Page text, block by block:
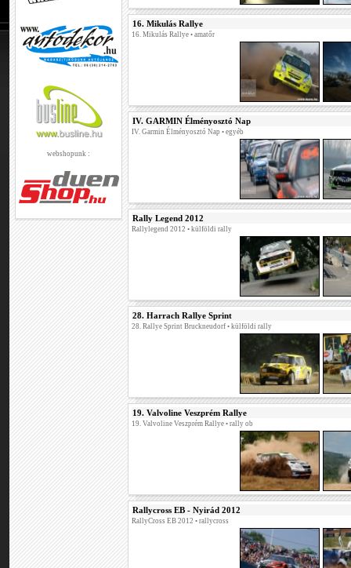
webshopunk :
16. Mikulás Rallye
16. Mikulás Rallye • amatőr
IV. GARMIN Élményosztó Nap
IV. Garmin Élményosztó Nap • egyéb
Rally Legend 2012
Rallylegend 2012 • külföldi rally
28. Harrach Rallye Sprint
28. Rallye Sprint Bruckneudorf • külföldi rally
19. Valvoline Veszprém Rallye
19. Valvoline Veszprém Rallye • rally ob
Rallycross EB - Nyirád 2012
RallyCross EB 2012 • rallycross